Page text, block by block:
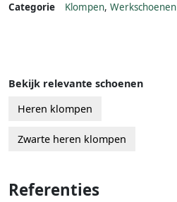
Categorie
Klompen, Werkschoenen
Bekijk relevante schoenen
Heren klompen
Zwarte heren klompen
Referenties